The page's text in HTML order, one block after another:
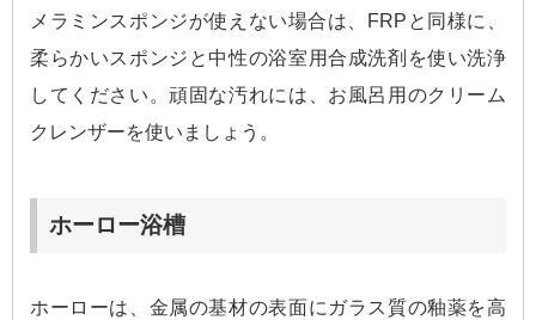
メラミンスポンジが使えない場合は、FRPと同様に、
柔らかいスポンジと中性の浴室用合成洗剤を使い洗浄
してください。頑固な汚れには、お風呂用のクリーム
クレンザーを使いましょう。
ホーロー浴槽
ホーローは、金属の基材の表面にガラス質の釉薬を高